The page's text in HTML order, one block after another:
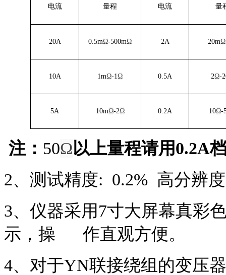
电流 量程 电流 量
20A 0.5mΩ-500mΩ 2A 20mΩ
10A 1mΩ-1 Ω 0.5A 2Ω-
5A 10mΩ-2Ω 0.2A 10Ω-
注： 50Ω以上量程请用0.2A
2、测试精度: 0.2% 高分辨
3、仪器采用7寸大屏幕真彩
示，操 作直观方便。
4、对于YN联接绕组的变压